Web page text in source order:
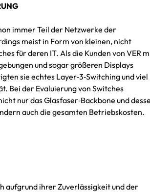
immer Teil der Netzwerke der
meist in Form von kleinen, nicht
für deren IT. Als die Kunden von VER
und sogar größeren Displays
sie echtes Layer‑3‑Switching und viel
Bei der Evaluierung von Switches
nur das Glasfaser‑Backbone und
auch die gesamten Betriebskosten.
aufgrund ihrer Zuverlässigkeit und der